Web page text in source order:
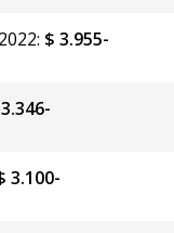
$ 3.955-
3.100-